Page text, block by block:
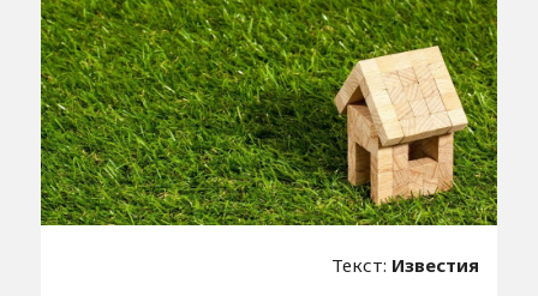
Текст: Известия